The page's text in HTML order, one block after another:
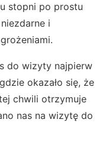
stopni po prostu
i
do wizyty najpierw
okazało się, że
chwili otrzymuje
nas na wizytę do